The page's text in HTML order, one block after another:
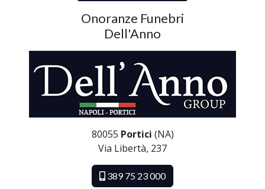
Onoranze Funebri
Dell'Anno
80055 Portici (NA)
Via Libertà, 237
389 75 23 000